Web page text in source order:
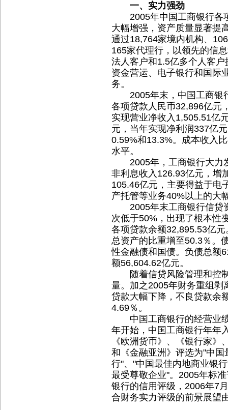
一、实力强劲
2005年中国工商银行各
大幅增强，资产质量显著提
通过18,764家境内机构、
165家代理行，以领先的信
法人客户和1.5亿多个人客
资金营运、电子银行和国际
务。
2005年末，中国工商银
各项贷款人民币32,896亿元
实现营业净收入1,505.51亿
元，当年实现净利润337亿
0.59%和13.3%。成本收入
水平。
2005年，工商银行大力
非利息收入126.93亿元，增
105.46亿元，主要得益于电
产托管等业务40%以上的大
2005年末工商银行信贷
次低于50%，出现了根本性
各项贷款余额32,895.53亿
总资产的比重增至50.3％。
性金融债和国债。负债总额
额56,604.62亿元。
随着信贷风险管理和控制
量。加之2005年财务重组剥
贷款大幅下降，不良贷款余
4.69％。
中国工商银行的经营业绩
年开始，中国工商银行年年
《欧洲货币》、《银行家
和《金融亚洲》评选为"中
行"、"中国最佳内地商业银
最受尊敬企业"。2005年标
银行的信用评级，2006年7
合财务实力评级的前景展望